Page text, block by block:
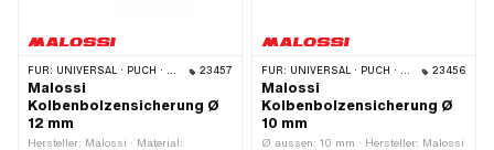
FÜR: UNIVERSAL · PUCH · SACHS · PONY / CILO (BETA 521 & 512) · PIAGGIO · SOLEX · TOMOS · BYE BIKE · ALPA CHOPPER / TURBO · CILO · DKW · FANTIC · GARELLI · HONDA · HERCULES · ILO / JLO · KREIDLER · MALAGUTI · MBK / MOTOBÉCANE · MIELE · SUZUKI · MONARK · PEUGEOT · VICTORIA · YAMAHA 23457
Malossi
Kolbenbolzensicherung Ø
12 mm
Hersteller: Malossi · Material:
FÜR: UNIVERSAL · PUCH · PIAGGIO · TOMOS 23456
Malossi
Kolbenbolzensicherung Ø
10 mm
Ø aussen: 10 mm · Hersteller: Malossi